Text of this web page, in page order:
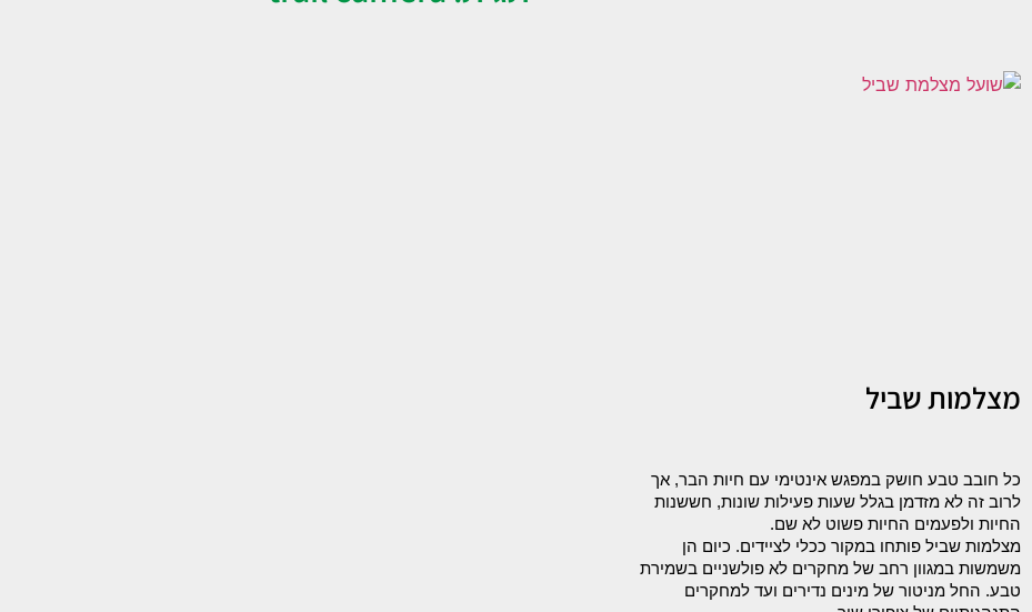
מצלמות שביל
החיות ולפעמים החיות פשוט לא שם.